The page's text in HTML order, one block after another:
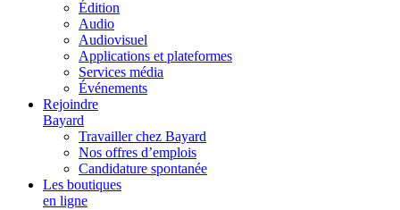
Édition
Audio
Audiovisuel
Applications et plateformes
Services média
Événements
Rejoindre
Bayard
Travailler chez Bayard
Nos offres d’emplois
Candidature spontanée
Les boutiques
en ligne